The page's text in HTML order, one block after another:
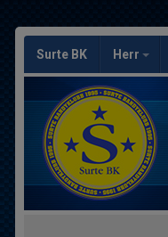
Surte BK Herr